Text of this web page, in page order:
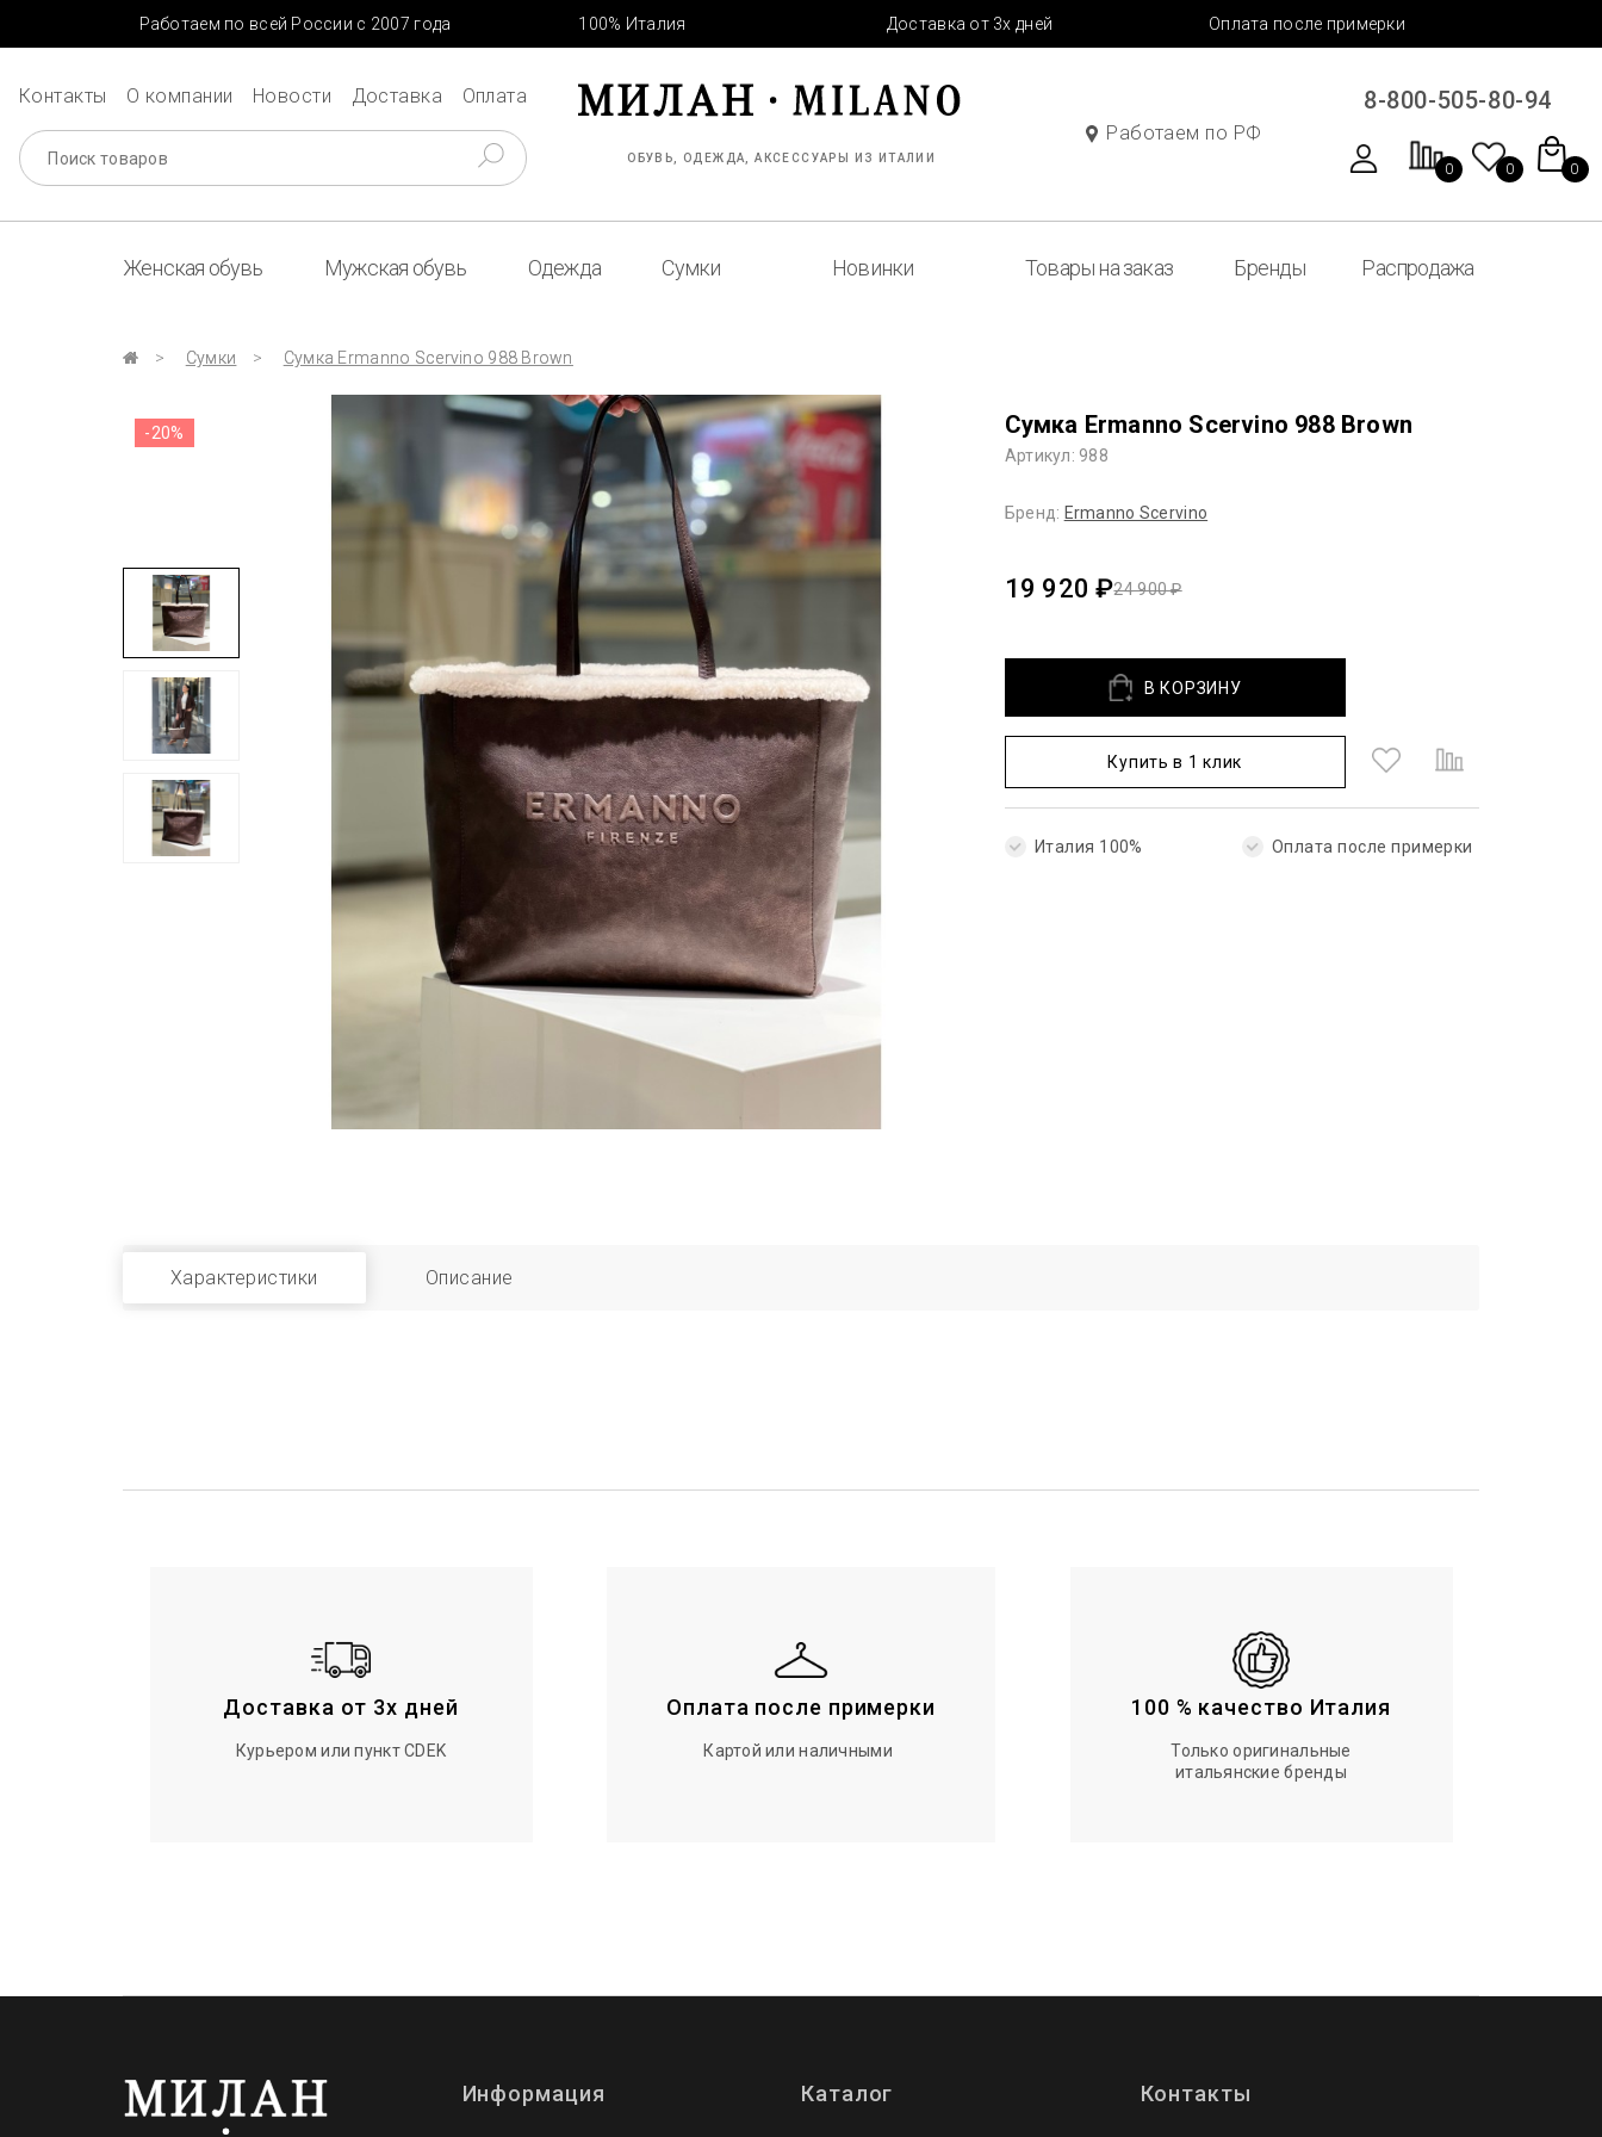
Работаем по всей России с 2007 года 100% Италия Доставка от 3х дней Оплата после примерки
Контакты О компании Новости Доставка Оплата
ОБУВЬ, ОДЕЖДА, АКСЕССУАРЫ ИЗ ИТАЛИИ
Работаем по РФ
8-800-505-80-94
0 0 0
Женская обувь Мужская обувь Одежда Сумки Новинки Товары на заказ Бренды Распродажа
Сумки Сумка Ermanno Scervino 988 Brown
-20% Сумка Ermanno Scervino 988 Brown
Артикул: 988
Бренд: Ermanno Sсervino
24 900 ₽
19 920 ₽
В КОРЗИНУ
Купить в 1 клик
Италия 100% Оплата после примерки
Характеристики Описание
Доставка от 3х дней
Курьером или пункт CDEK
Оплата после примерки
Картой или наличными
100 % качество Италия
Только оригинальные
итальянские бренды
Информация Каталог Контакты